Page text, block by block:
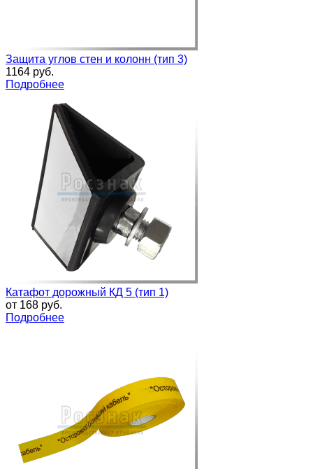
Защита углов стен и колонн (тип 3)
1164 руб.
Подробнее
Катафот дорожный КД 5 (тип 1)
от 168 руб.
Подробнее